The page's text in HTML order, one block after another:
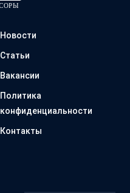
Новости
Статьи
Вакансии
Политика
конфиденциальности
Контакты